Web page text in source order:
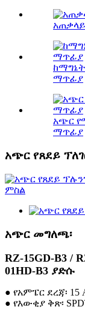
ማጥፊያ
አጭር
ማጥፊያ
አጭር የጸደይ
አጭር መግለጫ፡
RZ-15GD-B3 /
01HD-B3 ያድሱ
● የአምፔር ደረጃ፡ 15
● የእውቂያ ቅጽ፡